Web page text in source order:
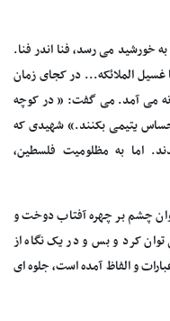
دجله به خورشید می رسد، فنا اندر فنا.
غسیل الملائکه... در کجای زمان
می آمد. می گفت: « در کوچه
یتیمی بکنند.» شهیدی که
اما به مظلومیت فلسطین،
چشم بر چهره آفتاب دوخت و
کرد و بس و در یک نگاه از
و الفاظ آمده است، جلوه ای